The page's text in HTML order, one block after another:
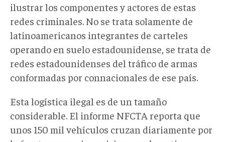
ilustrar los componentes y actores de estas
redes criminales. No se trata solamente de
latinoamericanos integrantes de carteles
operando en suelo estadounidense, se trata de
redes estadounidenses del tráfico de armas
conformadas por connacionales de ese país.
Esta logística ilegal es de un tamaño
considerable. El informe NFCTA reporta que
unos 150 mil vehículos cruzan diariamente por